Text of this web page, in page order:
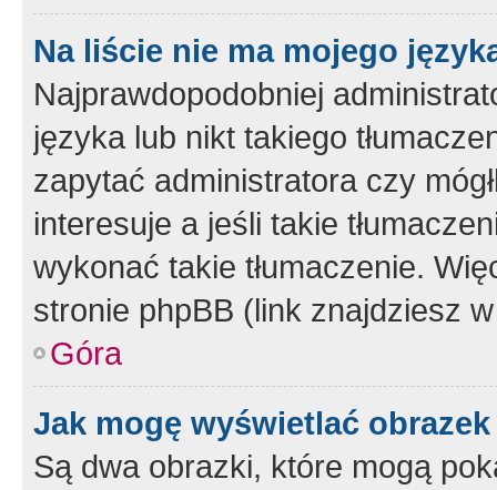
Na liście nie ma mojego
Najprawdopodobniej
języka lub nikt takiego
zapytać administratora czy
interesuje a jeśli takie
wykonać takie tłumaczenie.
stronie phpBB (link znajdziesz
Góra
Jak mogę wyświetlać
Są dwa obrazki, które mogą